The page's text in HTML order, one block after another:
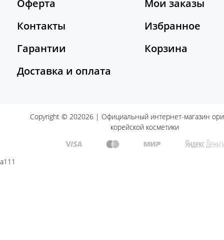
Оферта
Контакты
Гарантии
Доставка и оплата
Мои заказы
Избранное
Корзина
Copyright © 202026 | Официальный интернет-магазин
корейской косметики
a111